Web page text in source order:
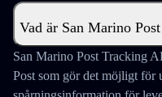
Vad är San Marino
San Marino Post Tracking
Post som gör det möjligt för